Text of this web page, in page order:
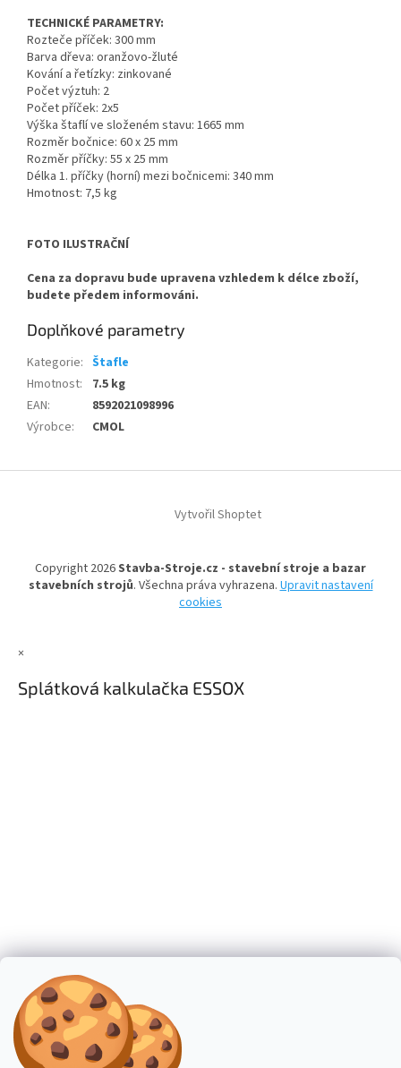
TECHNICKÉ PARAMETRY:
Rozteče příček: 300 mm
Barva dřeva: oranžovo-žluté
Kování a řetízky: zinkované
Počet výztuh: 2
Počet příček: 2x5
Výška štaflí ve složeném stavu: 1665 mm
Rozměr bočnice: 60 x 25 mm
Rozměr příčky: 55 x 25 mm
Délka 1. příčky (horní) mezi bočnicemi: 340 mm
Hmotnost: 7,5 kg
FOTO ILUSTRAČNÍ
Cena za dopravu bude upravena vzhledem k délce zboží,
budete předem informováni.
Doplňkové parametry
Kategorie: Štafle
Hmotnost:
7.5 kg
EAN:
8592021098996
Výrobce: CMOL
Vytvořil Shoptet
Copyright 2026Stavba-Stroje.cz - stavební stroje a bazar
stavebních strojů. Všechna práva vyhrazena.Upravit nastavení
cookies
×
Splátková kalkulačka ESSOX